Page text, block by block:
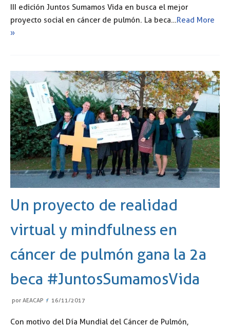
III edición Juntos Sumamos Vida en busca el mejor
proyecto social en cáncer de pulmón. La beca…Read More
»
Un proyecto de realidad
virtual y mindfulness en
cáncer de pulmón gana la 2a
beca #JuntosSumamosVida
por AEACAP 16/11/2017
Con motivo del Día Mundial del Cáncer de Pulmón,